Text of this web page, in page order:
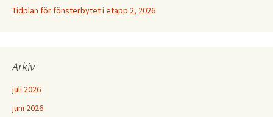
Tidplan för fönsterbytet i etapp 2, 2026
Arkiv
juli 2026
juni 2026